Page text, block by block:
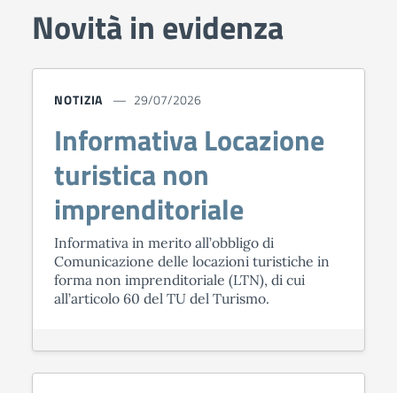
Novità in evidenza
NOTIZIA 29/07/2026
Informativa Locazione
turistica non
imprenditoriale
Informativa in merito all’obbligo di
Comunicazione delle locazioni turistiche in
forma non imprenditoriale (LTN), di cui
all’articolo 60 del TU del Turismo.